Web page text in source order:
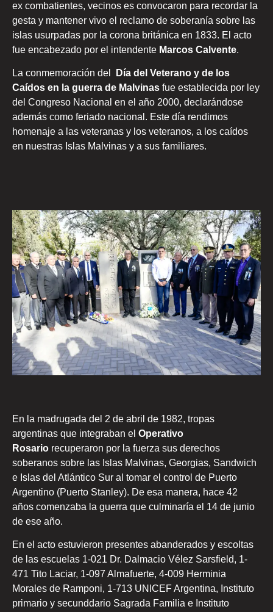
ex combatientes, vecinos es convocaron para recordar la
gesta y mantener vivo el reclamo de soberanía sobre las
islas usurpadas por la corona británica en 1833. El acto
fue encabezado por el intendente Marcos Calvente.
La conmemoración del
Día del Veterano y de los
Caídos en la guerra de Malvinas fue establecida por ley
del Congreso Nacional en el año 2000, declarándose
además como feriado nacional. Este día rendimos
homenaje a las veteranas y los veteranos, a los caídos
en nuestras Islas Malvinas y a sus familiares.
En la madrugada del 2 de abril de 1982, tropas
argentinas que integraban el Operativo
Rosario recuperaron por la fuerza sus derechos
soberanos sobre las Islas Malvinas, Georgias, Sandwich
e Islas del Atlántico Sur al tomar el control de Puerto
Argentino (Puerto Stanley). De esa manera, hace 42
años comenzaba la guerra que culminaría el 14 de junio
de ese año.
En el acto estuvieron presentes abanderados y escoltas
de las escuelas 1-021 Dr. Dalmacio Vélez Sarsfield, 1-
471 Tito Laciar, 1-097 Almafuerte, 4-009 Herminia
Morales de Ramponi, 1-713 UNICEF Argentina, Instituto
primario y secunddario Sagrada Familia e Instituto